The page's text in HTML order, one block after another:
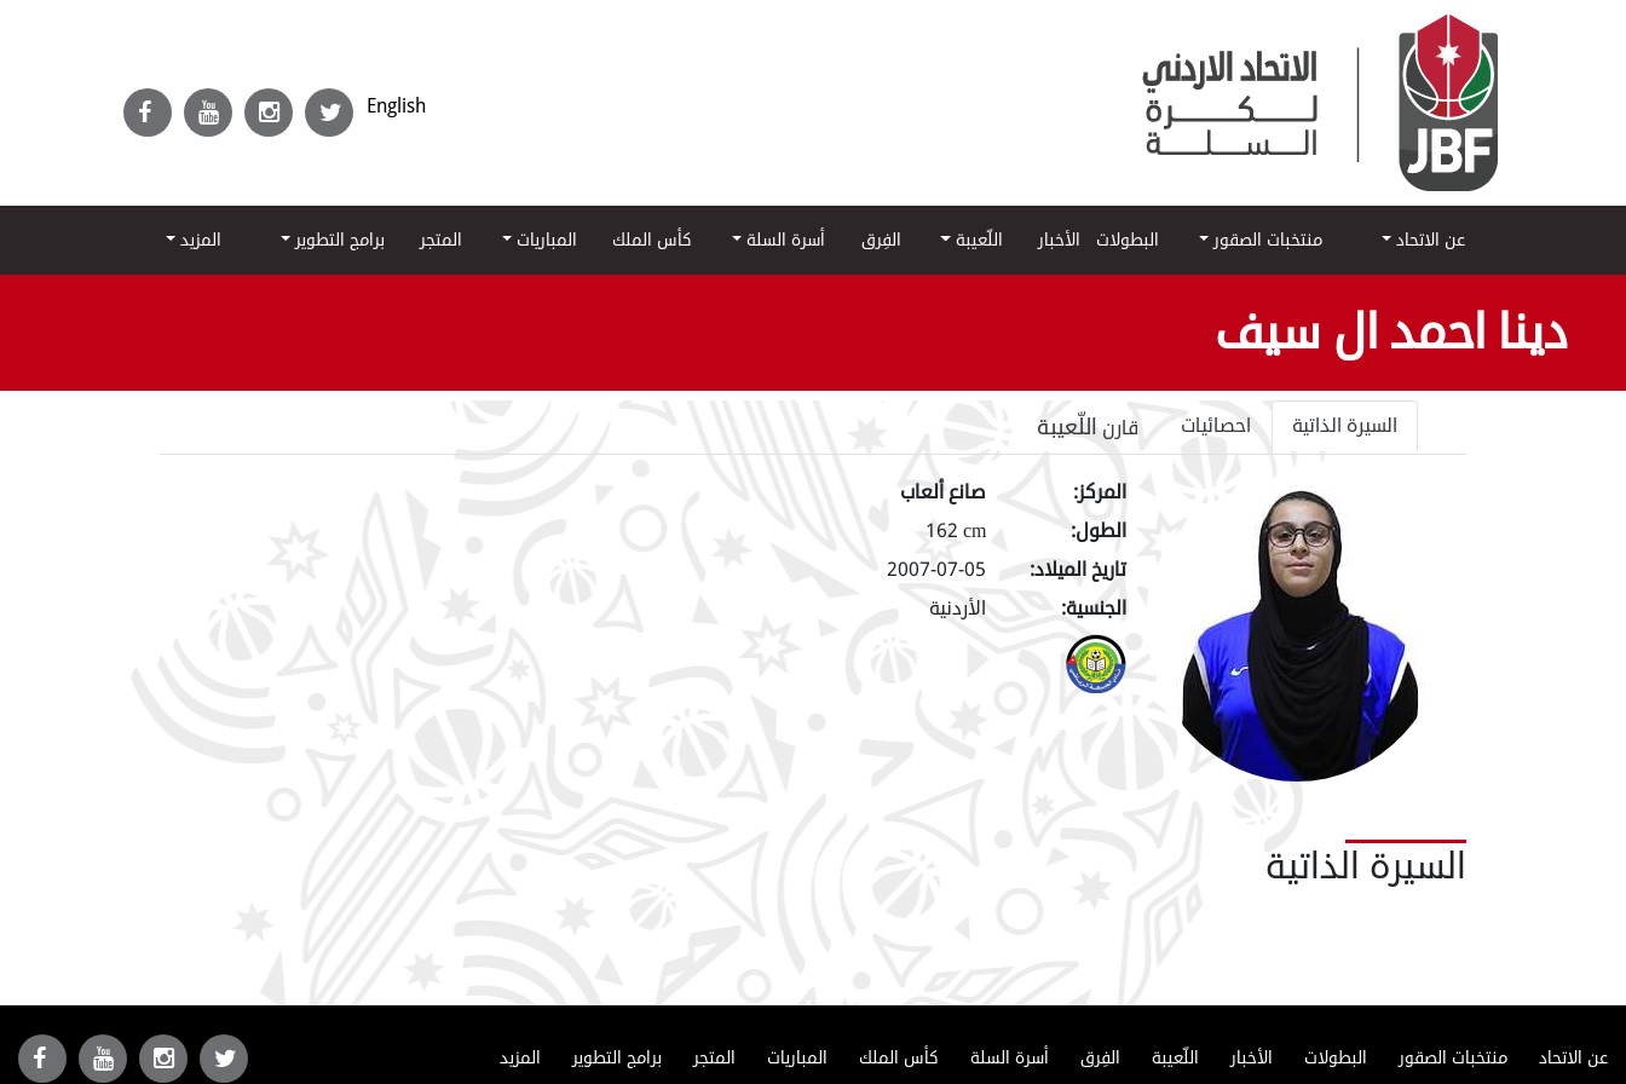
English
عن الاتحاد منتخبات الصقور البطولات الأخبار اللّعيبة الفِرق أسرة السلة كأس الملك المباريات المتجر برامج التطوير المزيد
دينا احمد ال سيف
السيرة الذاتية احصائيات قارن اللّعيبة
المركز:
صانع ألعاب
الطول:
162 cm
تاريخ الميلاد:
2007-07-05
الجنسية:
الأردنية
السيرة الذاتية
عن الاتحاد منتخبات الصقور البطولات الأخبار اللّعيبة الفِرق أسرة السلة كأس الملك المباريات المتجر برامج التطوير المزيد